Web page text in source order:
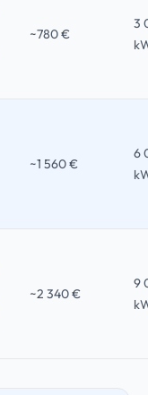
~780 €
3
~1 560 €
6
~2 340 €
9